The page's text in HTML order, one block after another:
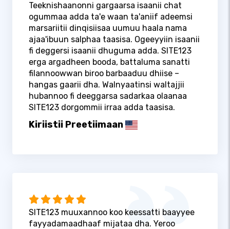
Teeknishaanonni gargaarsa isaanii chat
ogummaa adda ta'e waan ta'aniif adeemsi
marsariitii dinqisiisaa uumuu haala nama
ajaa'ibuun salphaa taasisa. Ogeeyyiin isaanii
fi deggersi isaanii dhuguma adda. SITE123
erga argadheen booda, battaluma sanatti
filannoowwan biroo barbaaduu dhiise –
hangas gaarii dha. Walnyaatinsi waltajjii
hubannoo fi deeggarsa sadarkaa olaanaa
SITE123 dorgommii irraa adda taasisa.
Kiriistii Preetiimaan
SITE123 muuxannoo koo keessatti baayyee
fayyadamaadhaaf mijataa dha. Yeroo